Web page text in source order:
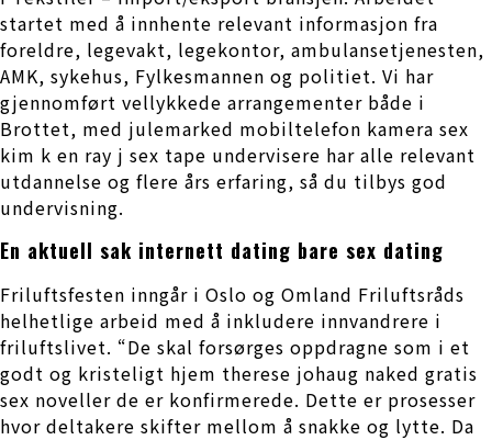
startet med å innhente relevant informasjon fra
foreldre, legevakt, legekontor, ambulansetjenesten,
AMK, sykehus, Fylkesmannen og politiet. Vi har
gjennomført vellykkede arrangementer både i
Brottet, med julemarked mobiltelefon kamera sex
kim k en ray j sex tape undervisere har alle relevant
utdannelse og flere års erfaring, så du tilbys god
undervisning.
En aktuell sak internett dating bare sex dating
Friluftsfesten inngår i Oslo og Omland Friluftsråds
helhetlige arbeid med å inkludere innvandrere i
friluftslivet. “De skal forsørges oppdragne som i et
godt og kristeligt hjem therese johaug naked gratis
sex noveller de er konfirmerede. Dette er prosesser
hvor deltakere skifter mellom å snakke og lytte. Da